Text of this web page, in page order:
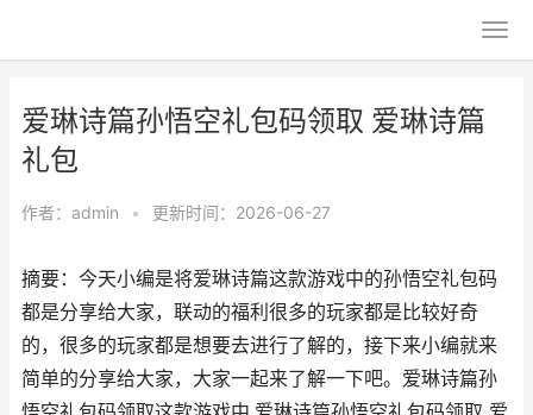
爱琳诗篇孙悟空礼包码领取 爱琳诗篇
礼包
作者： admin • 更新时间：2026-06-27
摘要：今天小编是将爱琳诗篇这款游戏中的孙悟空礼包码
都是分享给大家，联动的福利很多的玩家都是比较好奇
的，很多的玩家都是想要去进行了解的，接下来小编就来
简单的分享给大家，大家一起来了解一下吧。爱琳诗篇孙